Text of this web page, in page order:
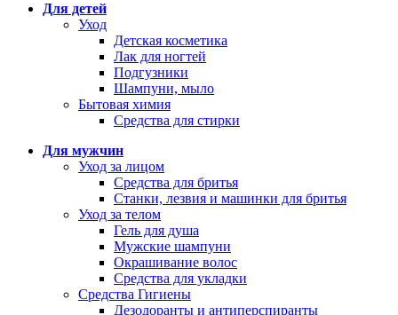
Для детей
Уход
Детская косметика
Лак для ногтей
Подгузники
Шампуни, мыло
Бытовая химия
Средства для стирки
Для мужчин
Уход за лицом
Средства для бритья
Станки, лезвия и машинки для бритья
Уход за телом
Гель для душа
Мужские шампуни
Окрашивание волос
Средства для укладки
Средства Гигиены
Дезодоранты и антиперспиранты